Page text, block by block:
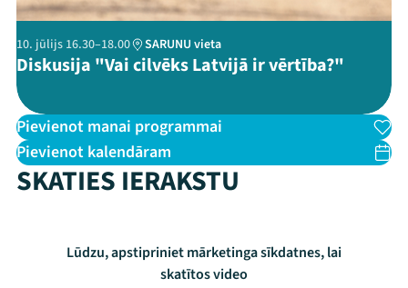
10. jūlijs 16.30–18.00 SARUNU vieta
Diskusija "Vai cilvēks Latvijā ir vērtība?"
Pievienot manai programmai
Pievienot kalendāram
SKATIES IERAKSTU
Lūdzu, apstipriniet mārketinga sīkdatnes, lai
skatītos video